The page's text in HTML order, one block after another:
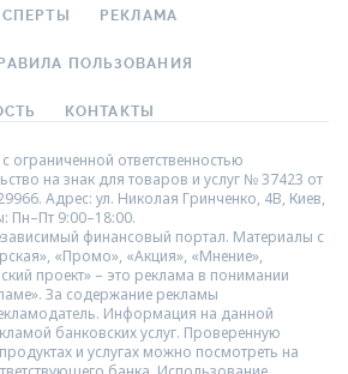
РЕКЛАМА
ПОЛЬЗОВАНИЯ
КОНТАКТЫ
ответственностью
на знак для товаров и услуг № 37423 от
Адрес: ул. Николая Гринченко, 4В, Киев,
Пн–Пт 9:00–18:00.
финансовый портал. Материалы с
«Промо», «Акция», «Мнение»,
проект» – это реклама в понимании
За содержание рекламы
Информация на данной
банковских услуг. Проверенную
и услугах можно посмотреть на